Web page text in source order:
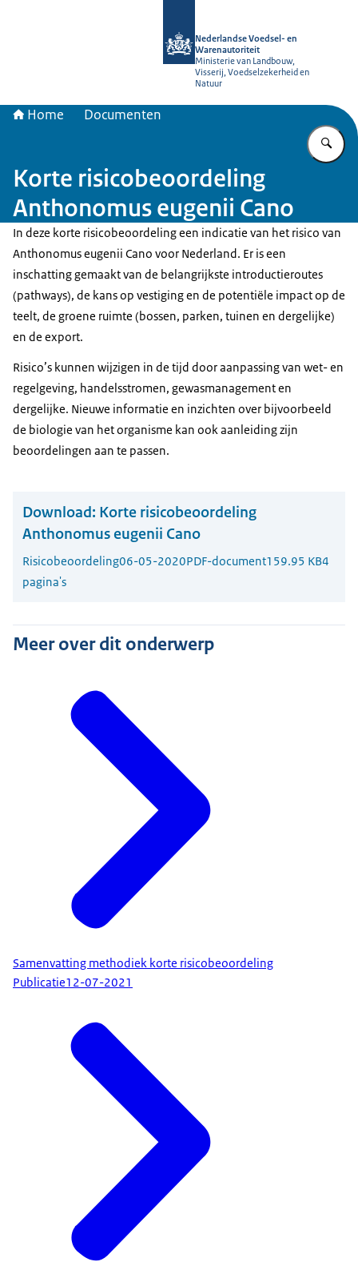
Nederlandse Voedsel- en
Warenautoriteit
Ministerie van Landbouw,
Visserij, Voedselzekerheid en
Natuur
Home Documenten
Korte risicobeoordeling
Anthonomus eugenii Cano
In deze korte risicobeoordeling een indicatie van het risico van
Anthonomus eugenii Cano voor Nederland. Er is een
inschatting gemaakt van de belangrijkste introductieroutes
(pathways), de kans op vestiging en de potentiële impact op de
teelt, de groene ruimte (bossen, parken, tuinen en dergelijke)
en de export.
Risico’s kunnen wijzigen in de tijd door aanpassing van wet- en
regelgeving, handelsstromen, gewasmanagement en
dergelijke. Nieuwe informatie en inzichten over bijvoorbeeld
de biologie van het organisme kan ook aanleiding zijn
beoordelingen aan te passen.
Download: Korte risicobeoordeling
Anthonomus eugenii Cano
Risicobeoordeling06-05-2020PDF-document159.95 KB4
pagina's
Meer over dit onderwerp
Samenvatting methodiek korte risicobeoordeling
Publicatie12-07-2021